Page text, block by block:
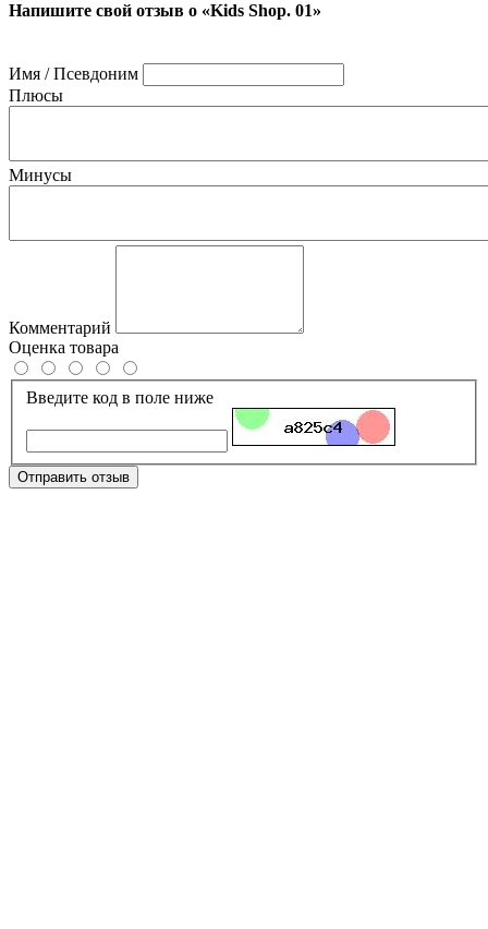
Напишите свой отзыв о «Kids Shop. 01»
Имя / Псевдоним
Плюсы
Минусы
Комментарий
Оценка товара
Введите код в поле ниже
Отправить отзыв